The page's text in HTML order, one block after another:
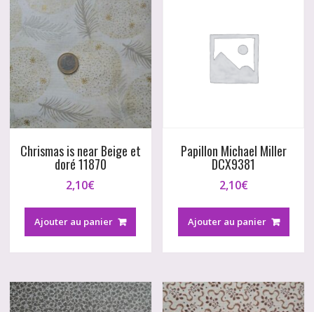
Chrismas is near Beige et
doré 11870
2,10€
Ajouter au panier
Papillon Michael Miller
DCX9381
2,10€
Ajouter au panier